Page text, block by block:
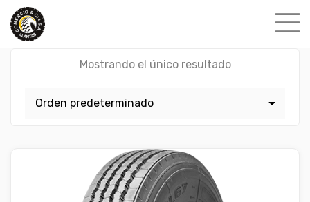
Skip
content
Mostrando el único resultado